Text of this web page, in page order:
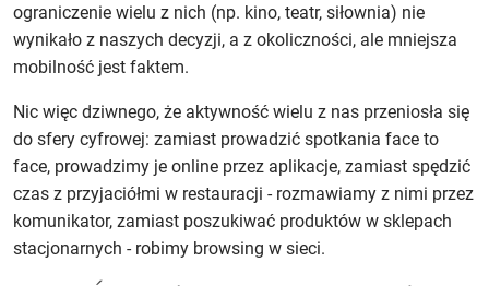
ograniczenie wielu z nich (np. kino, teatr, siłownia) nie
wynikało z naszych decyzji, a z okoliczności, ale mniejsza
mobilność jest faktem.
Nic więc dziwnego, że aktywność wielu z nas przeniosła się
do sfery cyfrowej: zamiast prowadzić spotkania face to
face, prowadzimy je online przez aplikacje, zamiast spędzić
czas z przyjaciółmi w restauracji - rozmawiamy z nimi przez
komunikator, zamiast poszukiwać produktów w sklepach
stacjonarnych - robimy browsing w sieci.